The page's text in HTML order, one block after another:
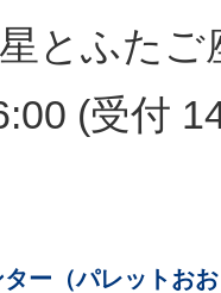
とふたご
(受付
ー（パレットお